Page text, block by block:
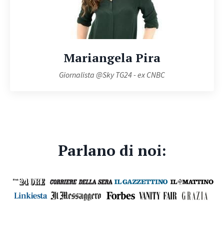
Mariangela Pira
Giornalista @Sky TG24 - ex CNBC
Parlano di noi: